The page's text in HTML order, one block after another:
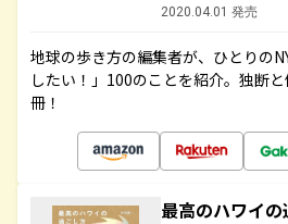
2020.04.01 発売
地球の歩き方の編集者が、ひとりの
したい！」100のことを紹介。独断
冊！
最高のハワイ